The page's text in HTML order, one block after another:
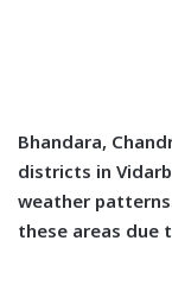
Bhandara,
districts in
weather
these areas due